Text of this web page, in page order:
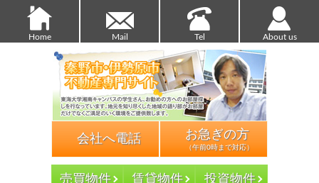
Home Mail Tel About us
会社へ電話 お急ぎの方
（午前0時まで対応）